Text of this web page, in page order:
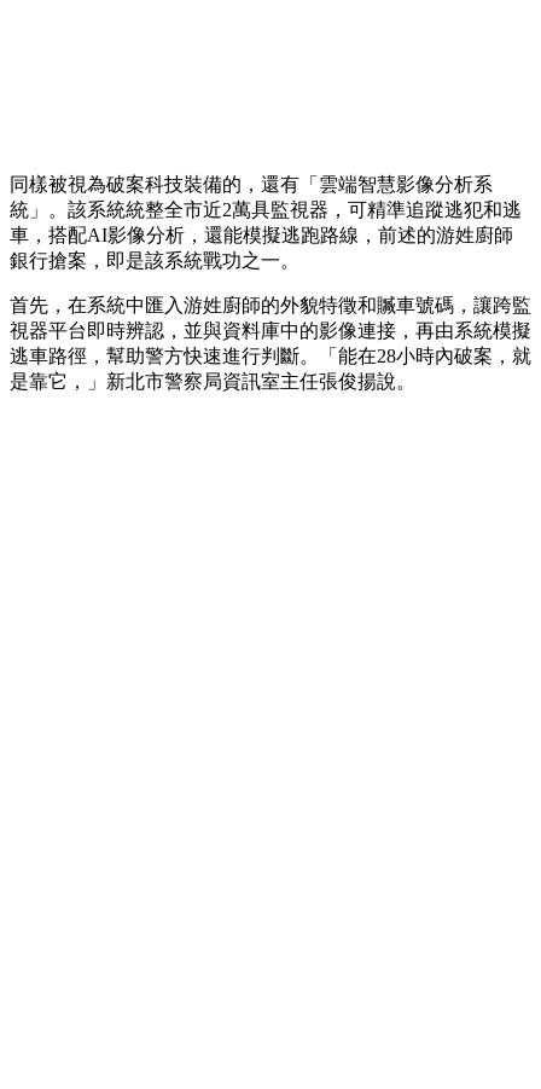
同樣被視為破案科技裝備的，還有「雲端智慧影像分析系
統」。該系統統整全市近2萬具監視器，可精準追蹤逃犯和逃
車，搭配AI影像分析，還能模擬逃跑路線，前述的游姓廚師
銀行搶案，即是該系統戰功之一。
首先，在系統中匯入游姓廚師的外貌特徵和贓車號碼，讓跨監
視器平台即時辨認，並與資料庫中的影像連接，再由系統模擬
逃車路徑，幫助警方快速進行判斷。「能在28小時內破案，就
是靠它，」新北市警察局資訊室主任張俊揚說。